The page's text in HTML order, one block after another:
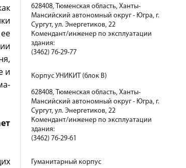
и
628408, Тюменская область, Ханты-
Мансийский автономный округ - Югра, г.
Сургут, ул. Энергетиков, 22
Комендант/инженер по эксплуатации
здания:
(3462) 76-29-77
Корпус УНИКИТ (блок В)
628408, Тюменская область, Ханты-
Мансийский автономный округ - Югра, г.
Сургут, ул. Энергетиков, 22
Комендант/инженер по эксплуатации
здания:
(3462) 76-29-61
Гуманитарный корпус